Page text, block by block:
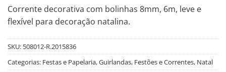
Corrente decorativa com bolinhas 8mm, 6m, leve e
flexível para decoração natalina.
SKU: 508012-R.2015836
Categorias: Festas e Papelaria,Guirlandas, Festões e Correntes, Natal